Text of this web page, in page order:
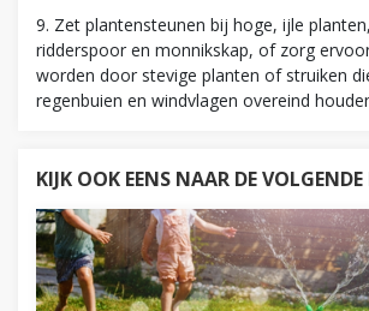
9. Zet plantensteunen bij hoge, ijle
ridderspoor en monnikskap, of zorg
worden door stevige planten of struiken
regenbuien en windvlagen overeind
KIJK OOK EENS NAAR DE